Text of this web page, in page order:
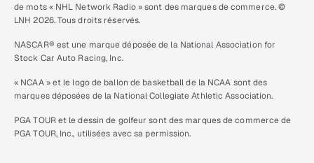
de mots « NHL Network Radio » sont des marques de commerce. ©
LNH 2026. Tous droits réservés.
NASCAR® est une marque déposée de la National Association for
Stock Car Auto Racing, Inc.
« NCAA » et le logo de ballon de basketball de la NCAA sont des
marques déposées de la National Collegiate Athletic Association.
PGA TOUR et le dessin de golfeur sont des marques de commerce de
PGA TOUR, Inc., utilisées avec sa permission.